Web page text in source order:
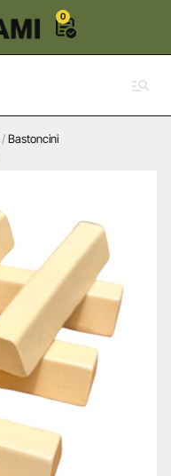
0
/Bastoncini